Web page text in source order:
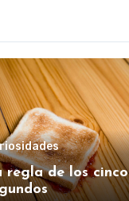
regla de los cinco